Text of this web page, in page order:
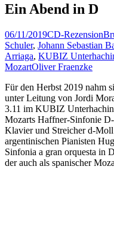
Ein Abend in D
06/11/2019CD-Rezension
Schuler, Johann Sebastian
Arriaga, KUBIZ
MozartOliver Fraenzke
Für den Herbst 2019 nahm
unter Leitung von Jordi
3.11 im KUBIZ
Mozarts Haffner-Sinfonie
Klavier und Streicher d-
argentinischen Pianisten
Sinfonia a gran orquesta in
der auch als spanischer